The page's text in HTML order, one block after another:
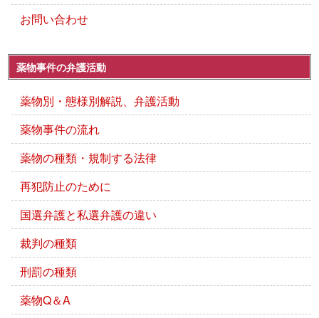
お問い合わせ
薬物事件の弁護活動
薬物別・態様別解説、弁護活動
薬物事件の流れ
薬物の種類・規制する法律
再犯防止のために
国選弁護と私選弁護の違い
裁判の種類
刑罰の種類
薬物Q＆A